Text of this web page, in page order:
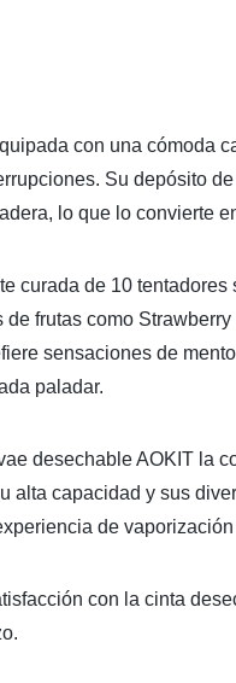
con una cómoda
Su depósito
lo que lo convierte
curada de 10
frutas como
sensaciones de
paladar.
desechable AOKIT la
alta capacidad y sus
de
con la cinta